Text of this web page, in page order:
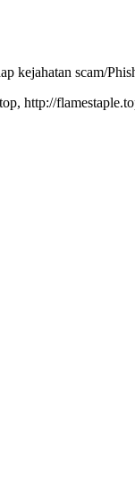
kejahatan scam/
http://